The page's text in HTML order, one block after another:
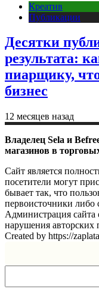
Креатив
Публикации
Десятки
результата:
пиарщику,
бизнес
12 месяцев назад
Владелец Sela и
магазинов в
Сайт является
посетители могут
бывает так, что
первоисточники либо
Администрация сайта
нарушения авторских
Created by https://